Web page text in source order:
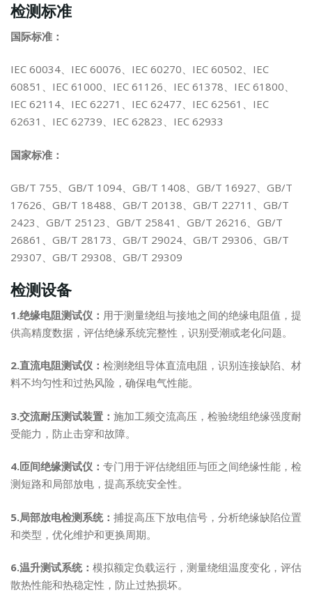
检测标准
国际标准：
IEC 60034、IEC 60076、IEC 60270、IEC 60502、IEC
60851、IEC 61000、IEC 61126、IEC 61378、IEC 61800、
IEC 62114、IEC 62271、IEC 62477、IEC 62561、IEC
62631、IEC 62739、IEC 62823、IEC 62933
国家标准：
GB/T 755、GB/T 1094、GB/T 1408、GB/T 16927、GB/T
17626、GB/T 18488、GB/T 20138、GB/T 22711、GB/T
2423、GB/T 25123、GB/T 25841、GB/T 26216、GB/T
26861、GB/T 28173、GB/T 29024、GB/T 29306、GB/T
29307、GB/T 29308、GB/T 29309
检测设备
1.绝缘电阻测试仪： 用于测量绕组与接地之间的绝缘电阻值，提
供高精度数据，评估绝缘系统完整性，识别受潮或老化问题。
2.直流电阻测试仪： 检测绕组导体直流电阻，识别连接缺陷、材
料不均匀性和过热风险，确保电气性能。
3.交流耐压测试装置： 施加工频交流高压，检验绕组绝缘强度耐
受能力，防止击穿和故障。
4.匝间绝缘测试仪： 专门用于评估绕组匝与匝之间绝缘性能，检
测短路和局部放电，提高系统安全性。
5.局部放电检测系统： 捕捉高压下放电信号，分析绝缘缺陷位置
和类型，优化维护和更换周期。
6.温升测试系统： 模拟额定负载运行，测量绕组温度变化，评估
散热性能和热稳定性，防止过热损坏。